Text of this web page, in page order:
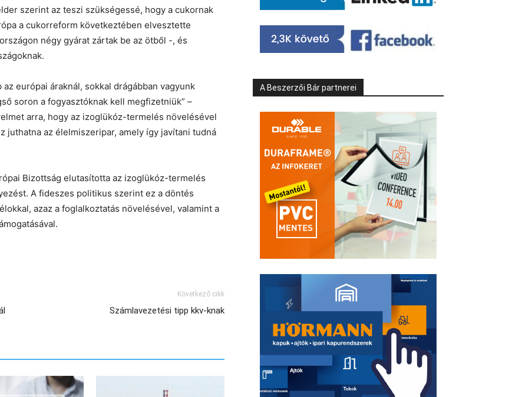
szerint az teszi szükségessé, hogy a cukornak
a cukorreform következtében elvesztette
négy gyárat zártak be az ötből -, és
európai áraknál, sokkal drágábban vagyunk
soron a fogyasztóknak kell megfizetniük” –
arra, hogy az izoglükóz-termelés növelésével
az élelmiszeripar, amely így javítani tudná
Bizottság elutasította az izoglükóz-termelés
A fideszes politikus szerint ez a döntés
azaz a foglalkoztatás növelésével, valamint a
Következő cikk
Számlavezetési tipp kkv-knak
A Beszerzői Bár partnerei